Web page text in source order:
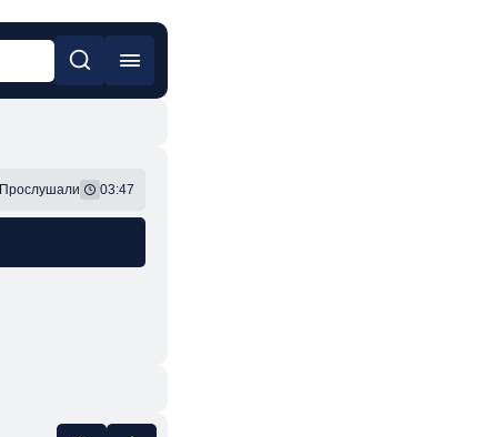
Прослушали 03:47